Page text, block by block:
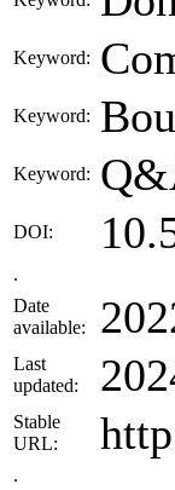
Keyword:
Keyword:
Keyword:
DOI:
.
Date
available:
Last
updated:
Stable
URL:
.